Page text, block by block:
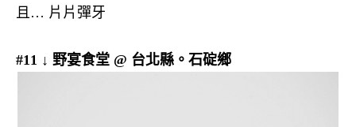
且… 片片彈牙
#11 ↓ 野宴食堂 @ 台北縣。石碇鄉